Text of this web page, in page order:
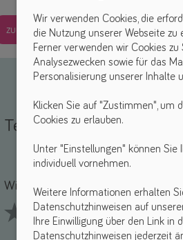
zurück
Teile deine Erfahrungen
Wie findest du dieses Hilfsmittel? *
2 Stars3 Stars4 Stars5 Stars
Wir verwenden Cookies, die
die Nutzung unserer Webseite zu
Ferner verwenden wir Cookies
Analysezwecken sowie für das
Personalisierung unserer Inhalte
Klicken Sie auf "Zustimmen", um
Cookies zu erlauben.
Unter "Einstellungen" können Sie
individuell vornehmen.
Weitere Informationen erhalten
Datenschutzhinweisen auf
Ihre Einwilligung über den Link in
Datenschutzhinweisen jederzeit